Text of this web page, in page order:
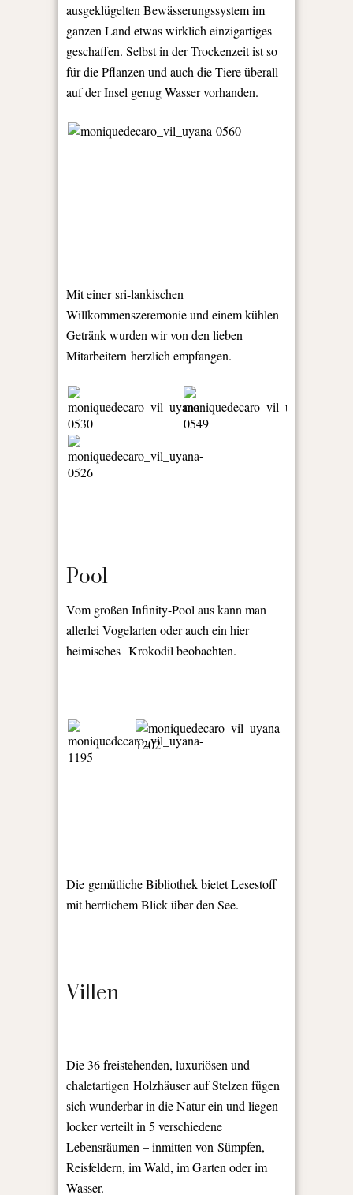
ausgeklügelten Bewässerungssystem im
ganzen Land etwas wirklich einzigartiges
geschaffen. Selbst in der Trockenzeit ist so
für die Pflanzen und auch die Tiere überall
auf der Insel genug Wasser vorhanden.
Mit einer sri-lankischen
Willkommenszeremonie und einem kühlen
Getränk wurden wir von den lieben
Mitarbeitern herzlich empfangen.
Pool
Vom großen Infinity-Pool aus kann man
allerlei Vogelarten oder auch ein hier
heimisches Krokodil beobachten.
Die gemütliche Bibliothek bietet Lesestoff
mit herrlichem Blick über den See.
Villen
Die 36 freistehenden, luxuriösen und
chaletartigen Holzhäuser auf Stelzen fügen
sich wunderbar in die Natur ein und liegen
locker verteilt in 5 verschiedene
Lebensräumen – inmitten von Sümpfen,
Reisfeldern, im Wald, im Garten oder im
Wasser.